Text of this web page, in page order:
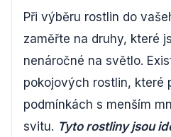
Při výběru rostlin do
zaměřte na druhy, které
nenáročné na světlo.
pokojových rostlin, které
podmínkách s menším
svitu. Tyto rostliny jsou